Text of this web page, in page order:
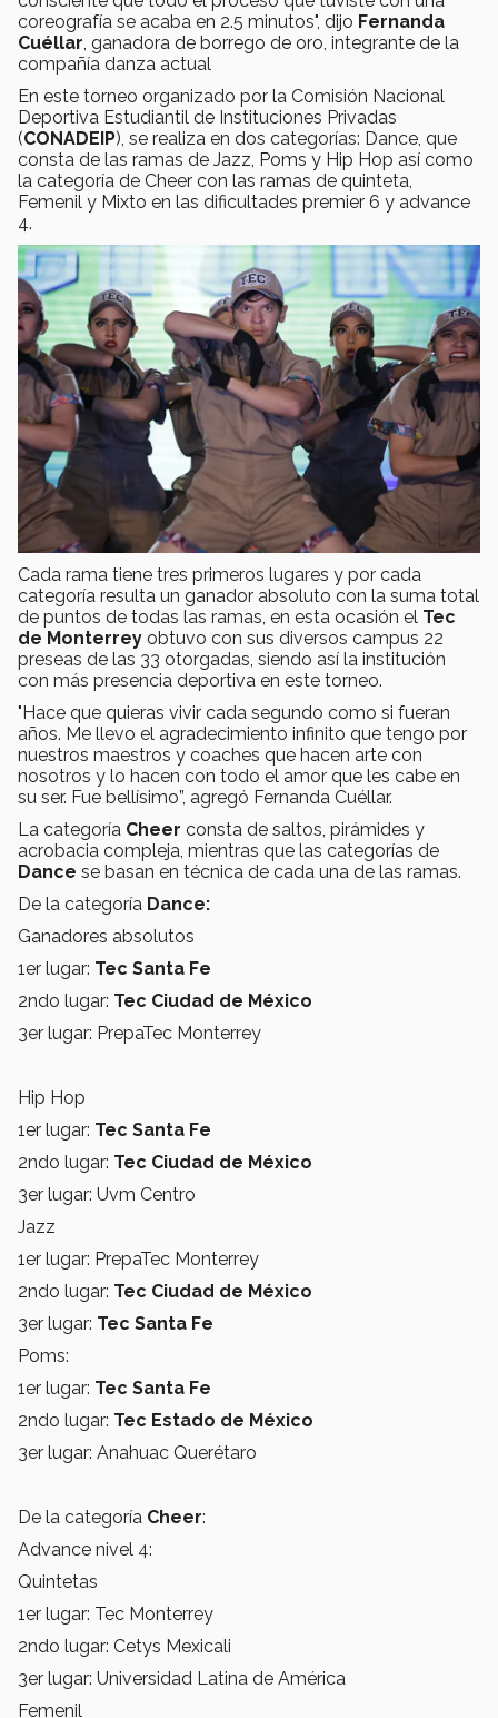
coreografía se acaba en 2.5 minutos", dijo Fernanda
Cuéllar , ganadora de borrego de oro, integrante de la
compañía danza actual
En este torneo organizado por la Comisión Nacional
Deportiva Estudiantil de Instituciones Privadas
(CONADEIP), se realiza en dos categorías: Dance, que
consta de las ramas de Jazz, Poms y Hip Hop así como
la categoría de Cheer con las ramas de quinteta,
Femenil y Mixto en las dificultades premier 6 y advance
4.
Cada rama tiene tres primeros lugares y por cada
categoría resulta un ganador absoluto con la suma total
de puntos de todas las ramas, en esta ocasión el Tec
de Monterrey obtuvo con sus diversos campus 22
preseas de las 33 otorgadas, siendo así la institución
con más presencia deportiva en este torneo.
"Hace que quieras vivir cada segundo como si fueran
años. Me llevo el agradecimiento infinito que tengo por
nuestros maestros y coaches que hacen arte con
nosotros y lo hacen con todo el amor que les cabe en
su ser. Fue bellísimo”, agregó Fernanda Cuéllar.
La categoría Cheer consta de saltos, pirámides y
acrobacia compleja, mientras que las categorías de
Dance se basan en técnica de cada una de las ramas.
De la categoría Dance:
Ganadores absolutos
1er lugar: Tec Santa Fe
2ndo lugar: Tec Ciudad de México
3er lugar: PrepaTec Monterrey
Hip Hop
1er lugar: Tec Santa Fe
2ndo lugar: Tec Ciudad de México
3er lugar: Uvm Centro
Jazz
1er lugar: PrepaTec Monterrey
2ndo lugar: Tec Ciudad de México
3er lugar: Tec Santa Fe
Poms:
1er lugar: Tec Santa Fe
2ndo lugar: Tec Estado de México
3er lugar: Anahuac Querétaro
De la categoría Cheer:
Advance nivel 4:
Quintetas
1er lugar: Tec Monterrey
2ndo lugar: Cetys Mexicali
3er lugar: Universidad Latina de América
Femenil